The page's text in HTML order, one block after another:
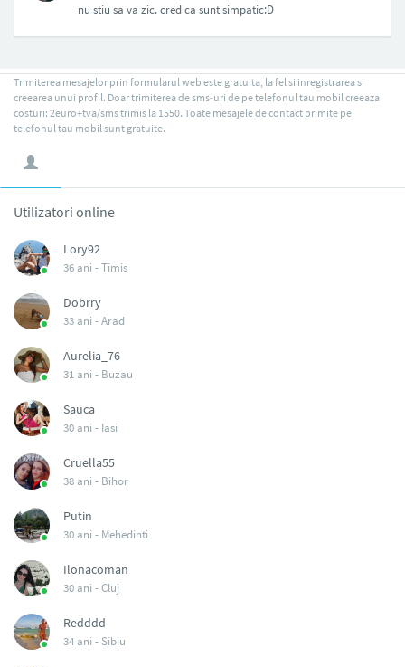
nu stiu sa va zic. cred ca sunt simpatic:D
Trimiterea mesajelor prin formularul web este gratuita, la fel si inregistrarea si
creearea unui profil. Doar trimiterea de sms-uri de pe telefonul tau mobil creeaza
costuri: 2euro+tva/sms trimis la 1550. Toate mesajele de contact primite pe
telefonul tau mobil sunt gratuite.
Utilizatori online
Lory92
36 ani -Timis
Dobrry
33 ani -Arad
Aurelia_76
31 ani - Buzau
Sauca
30 ani - Iasi
Cruella55
38 ani - Bihor
Putin
30 ani - Mehedinti
Ilonacoman
30 ani -Cluj
Redddd
34 ani - Sibiu